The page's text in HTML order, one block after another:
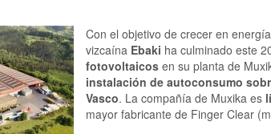
Con el objetivo de crecer en
vizcaína Ebaki ha culminado este
fotovoltaicosen su planta de
instalación de autoconsumo
Vasco. La compañía de Muxika es
mayor fabricante de Finger Clear